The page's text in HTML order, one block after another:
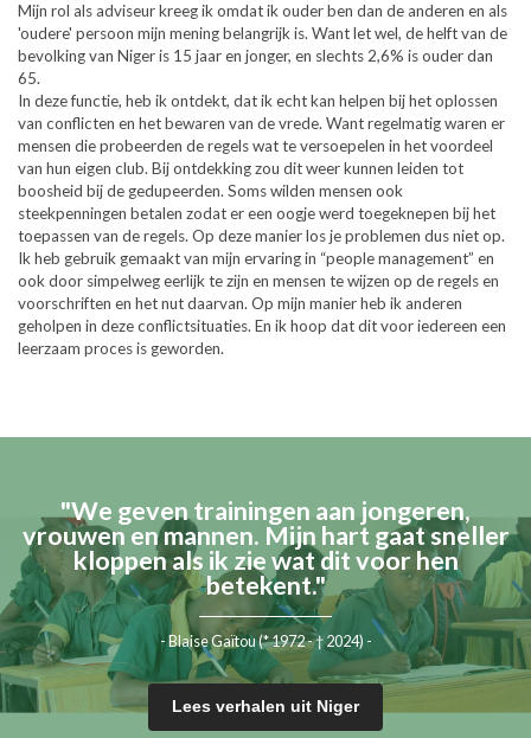
Mijn rol als adviseur kreeg ik omdat ik ouder ben dan de anderen en als
'oudere' persoon mijn mening belangrijk is. Want let wel, de helft van de
bevolking van Niger is 15 jaar en jonger, en slechts 2,6% is ouder dan
65.
In deze functie, heb ik ontdekt, dat ik echt kan helpen bij het oplossen
van conflicten en het bewaren van de vrede. Want regelmatig waren er
mensen die probeerden de regels wat te versoepelen in het voordeel
van hun eigen club. Bij ontdekking zou dit weer kunnen leiden tot
boosheid bij de gedupeerden. Soms wilden mensen ook
steekpenningen betalen zodat er een oogje werd toegeknepen bij het
toepassen van de regels. Op deze manier los je problemen dus niet op.
Ik heb gebruik gemaakt van mijn ervaring in “people management” en
ook door simpelweg eerlijk te zijn en mensen te wijzen op de regels en
voorschriften en het nut daarvan. Op mijn manier heb ik anderen
geholpen in deze conflictsituaties. En ik hoop dat dit voor iedereen een
leerzaam proces is geworden.
"We geven trainingen aan jongeren,
vrouwen en mannen. Mijn hart gaat sneller
kloppen als ik zie wat dit voor hen
betekent."
- Blaise Gaïtou (* 1972 - † 2024) -
Lees verhalen uit Niger